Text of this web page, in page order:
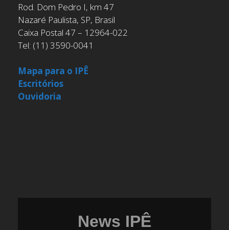
Rod. Dom Pedro I, km 47
Nazaré Paulista, SP, Brasil
Caixa Postal 47 – 12964-022
Tel: (11) 3590-0041
Mapa para o IPÊ
Escritórios
Ouvidoria
News IPÊ